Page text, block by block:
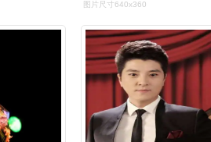
图片尺寸640x360